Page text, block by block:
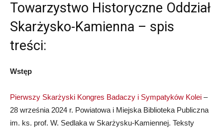
Towarzystwo Historyczne Oddział
Skarżysko-Kamienna – spis
treści:
Wstęp
Pierwszy Skarżyski Kongres Badaczy i Sympatyków Kolei –
28 września 2024 r. Powiatowa i Miejska Biblioteka Publiczna
im. ks. prof. W. Sedlaka w Skarżysku-Kamiennej. Teksty